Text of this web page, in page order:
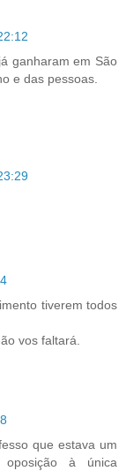
ganharam em São
e das pessoas.
tiverem todos
vos faltará.
que estava um
à única